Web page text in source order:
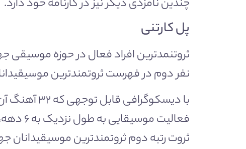
چندین نامزدی دیگر نیز در کارنامه خود دارد.
پل کارتنی
ثروتنمدترین افراد فعال در حوزه موسیقی
نفر دوم در فهرست ثروتمندترین
ثروت رتبه دوم ثروتمندترین